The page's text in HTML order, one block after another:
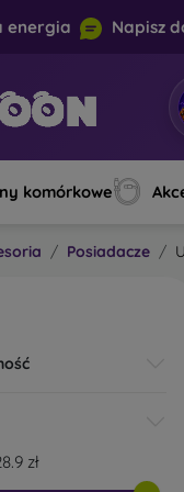
energia Napisz
komórkowe
Posiadacze
zł